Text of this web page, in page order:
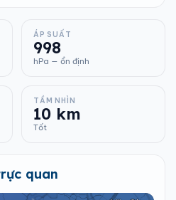
ÁP SUẤT
998
hPa — ổn định
TẦM NHÌN
10 km
Tốt
quan